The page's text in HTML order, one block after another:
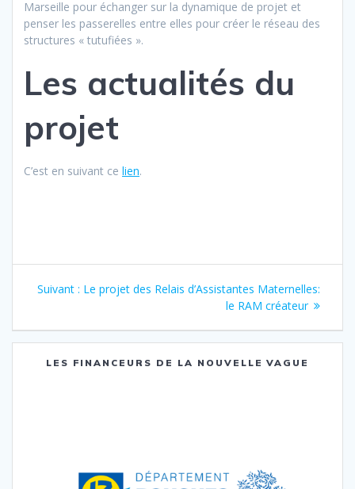
Marseille pour échanger sur la dynamique de projet et
penser les passerelles entre elles pour créer le réseau des
structures « tutufiées ».
Les actualités du
projet
C’est en suivant ce lien.
Navigation
l’article
Suivant : Article
Le projet des Relais d’Assistantes Maternelles:
le RAM créateur
LES FINANCEURS DE LA NOUVELLE VAGUE